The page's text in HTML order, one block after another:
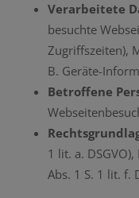
Verarbeitete
besuchte
Zugriffszeiten),
B. Geräte-
Betroffene
1 lit. a.
Abs. 1 S. 1 lit. f.